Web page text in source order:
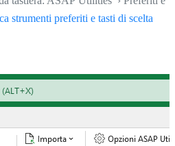
strumenti preferiti e tasti di scelta